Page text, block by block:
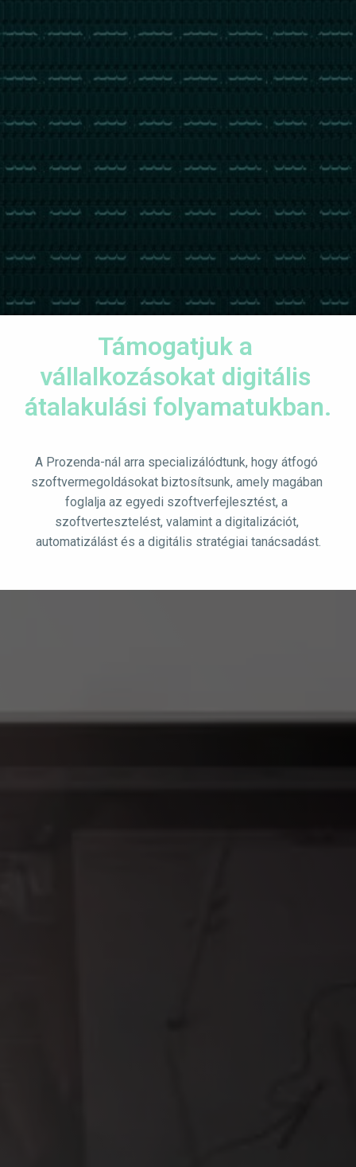
Támogatjuk a
vállalkozásokat digitális
A Prozenda-nál arra specializálódtunk, hogy átfogó
szoftvermegoldásokat biztosítsunk, amely magában
foglalja az egyedi szoftverfejlesztést, a
szoftvertesztelést, valamint a digitalizációt,
automatizálást és a digitális stratégiai tanácsadást.